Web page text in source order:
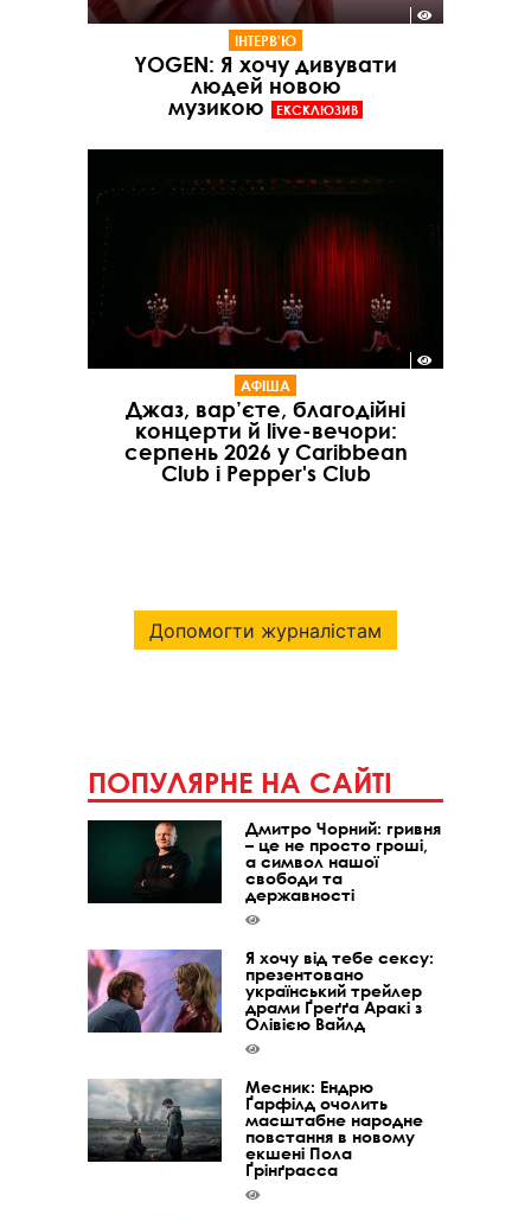
ІНТЕРВ'Ю
YOGEN: Я хочу дивувати
людей новою
музикою
ЕКСКЛЮЗИВ
АФІША
Джаз, вар’єте, благодійні
концерти й live-вечори:
серпень 2026 у Caribbean
Club і Pepper's Club
Допомогти журналістам
ПОПУЛЯРНЕ НА САЙТІ
Дмитро Чорний: гривня
– це не просто гроші,
а символ нашої
свободи та
державності
Я хочу від тебе сексу:
презентовано
український трейлер
драми Ґреґґа Аракі з
Олівією Вайлд
Месник: Ендрю
Ґарфілд очолить
масштабне народне
повстання в новому
екшені Пола
Ґрінґрасса